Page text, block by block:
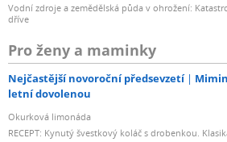
Vodní zdroje a zemědělská půda v ohrožení:
dříve
Pro ženy a maminky
Nejčastější novoroční předsevzetí
letní dovolenou
Okurková limonáda
RECEPT: Kynutý švestkový koláč s drobenkou.